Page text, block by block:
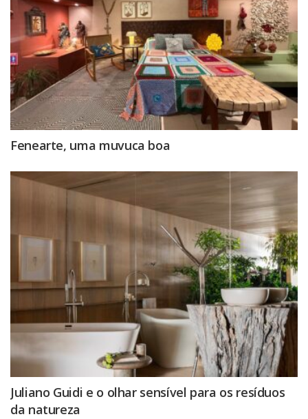
Fenearte, uma muvuca boa
Juliano Guidi e o olhar sensível para os resíduos
da natureza